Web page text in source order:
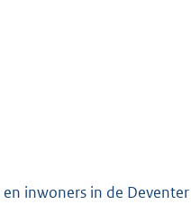
inwoners in de